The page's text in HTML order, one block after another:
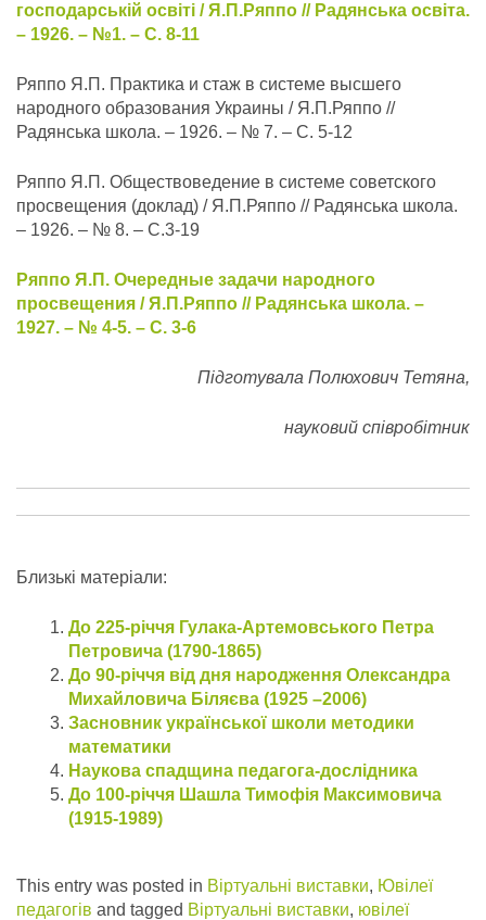
господарській освіті / Я.П.Ряппо // Радянська освіта.
– 1926. – №1. – С. 8-11
Ряппо Я.П. Практика и стаж в системе высшего
народного образования Украины / Я.П.Ряппо //
Радянська школа. – 1926. – № 7. – С. 5-12
Ряппо Я.П. Обществоведение в системе советского
просвещения (доклад) / Я.П.Ряппо // Радянська школа.
– 1926. – № 8. – С.3-19
Ряппо Я.П. Очередные задачи народного
просвещения / Я.П.Ряппо // Радянська школа. –
1927. – № 4-5. – С. 3-6
Підготувала Полюхович Тетяна,
науковий співробітник
Близькі матеріали:
До 225-річчя Гулака-Артемовського Петра
Петровича (1790-1865)
До 90-річчя від дня народження Олександра
Михайловича Біляєва (1925 –2006)
Засновник української школи методики
математики
Наукова спадщина педагога-дослідника
До 100-річчя Шашла Тимофія Максимовича
(1915-1989)
This entry was posted in Віртуальні виставки, Ювілеї
педагогів and tagged Віртуальні виставки, ювілеї